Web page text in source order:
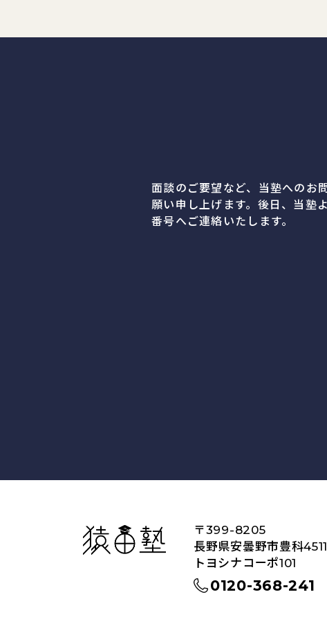
面談のご要望など、当塾へのお
願い申し上げます。後日、当塾
番号へご連絡いたします。
猿田塾
〒399-8205
長野県安曇野市豊科
トヨシナコーポ101
0120-368-241